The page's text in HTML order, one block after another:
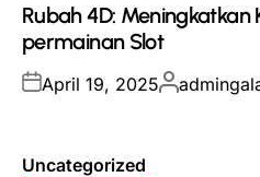
Rubah 4D:
permainan Slot
Posted
April 19, 2025Posted
Posted
Uncategorized